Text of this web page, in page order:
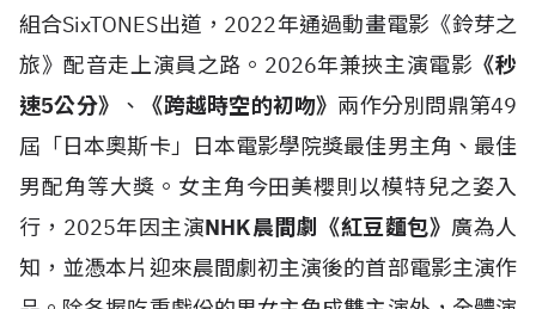
組合SixTONES出道，2022年通過動畫電影《鈴芽之
旅》配音走上演員之路。2026年兼挾主演電影 《秒
速5公分》
、 《跨越時空的初吻》 兩作分別問鼎第49
屆「日本奧斯卡」日本電影學院獎最佳男主角、最佳
男配角等大獎。女主角今田美櫻則以模特兒之姿入
行，2025年因主演NHK晨間劇《紅豆麵包》 廣為人
知，並憑本片迎來晨間劇初主演後的首部電影主演作